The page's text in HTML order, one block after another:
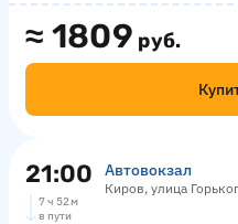
≈ 1809 руб.
21:00 Автовокзал
Киров, улица
7 ч 52 м
в пути